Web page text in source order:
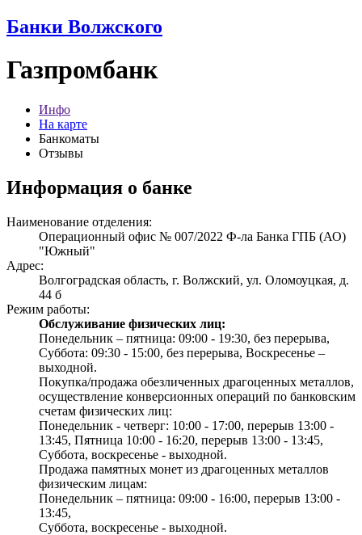
Банки Волжского
Газпромбанк
Инфо
На карте
Банкоматы
Отзывы
Информация о банке
Наименование отделения:
Операционный офис № 007/2022 Ф-ла Банка ГПБ (АО)
"Южный"
Адрес:
Волгоградская область, г. Волжский, ул. Оломоуцкая, д.
44 б
Режим работы:
Обслуживание физических лиц:
Понедельник – пятница: 09:00 - 19:30, без перерыва,
Суббота: 09:30 - 15:00, без перерыва, Воскресенье –
выходной.
Покупка/продажа обезличенных драгоценных металлов,
осуществление конверсионных операций по банковским
счетам физических лиц:
Понедельник - четверг: 10:00 - 17:00, перерыв 13:00 -
13:45, Пятница 10:00 - 16:20, перерыв 13:00 - 13:45,
Суббота, воскресенье - выходной.
Продажа памятных монет из драгоценных металлов
физическим лицам:
Понедельник – пятница: 09:00 - 16:00, перерыв 13:00 -
13:45,
Суббота, воскресенье - выходной.